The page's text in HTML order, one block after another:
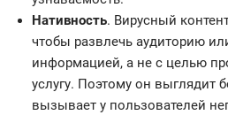
Нативность. Вирусный
чтобы развлечь аудиторию
информацией, а не с целью
услугу. Поэтому он выглядит
вызывает у пользователей